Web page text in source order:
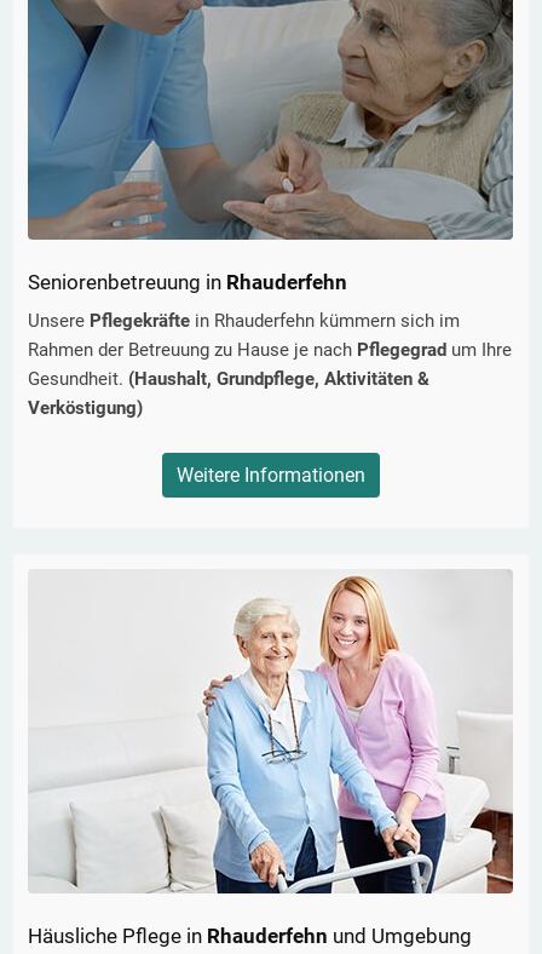
Seniorenbetreuung in Rhauderfehn
Unsere Pflegekräfte in Rhauderfehn kümmern sich im
Rahmen der Betreuung zu Hause je nach Pflegegrad um Ihre
Gesundheit. (Haushalt, Grundpflege, Aktivitäten &
Verköstigung)
Weitere Informationen
Häusliche Pflege in Rhauderfehn und Umgebung